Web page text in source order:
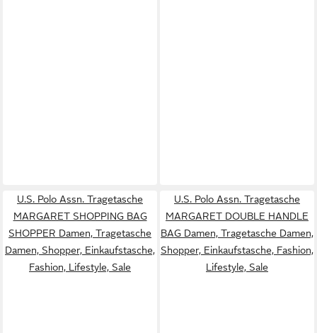
U.S. Polo Assn. Tragetasche
MARGARET SHOPPING BAG
SHOPPER Damen, Tragetasche
Damen, Shopper, Einkaufstasche,
Fashion, Lifestyle, Sale
U.S. Polo Assn. Tragetasche
MARGARET DOUBLE HANDLE
BAG Damen, Tragetasche Damen,
Shopper, Einkaufstasche, Fashion,
Lifestyle, Sale